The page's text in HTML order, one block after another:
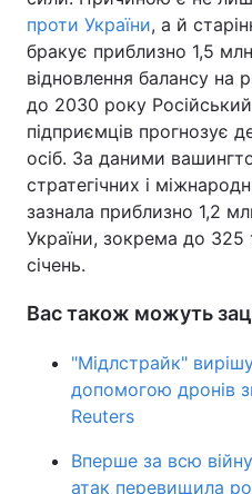
проти України, а й
бракує приблизно 1,5
відновлення балансу на
до 2030 року
підприємців прогнозує
осіб. За даними
стратегічних і
зазнала приблизно 1,2
України, зокрема до 325
січень.
Вас також можуть
"Мідлстрайк"
допомогою дронів
Reuters
Вперше за всю війну
атак перевищила